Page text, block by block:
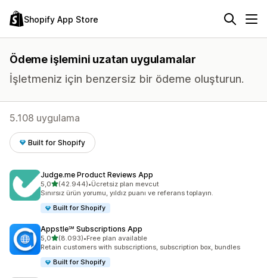
Shopify App Store
Ödeme işlemini uzatan uygulamalar
İşletmeniz için benzersiz bir ödeme oluşturun.
5.108 uygulama
Built for Shopify
Judge.me Product Reviews App
5,05 yıldız üzerinden
(42.944)
toplam 42944 değerlendirme
•Ücretsiz plan mevcut
Sınırsız ürün yorumu, yıldız puanı ve referans toplayın.
Built for Shopify
Appstle℠ Subscriptions App
5,05 yıldız üzerinden
(8.093)
toplam 8093 değerlendirme
•Free plan available
Retain customers with subscriptions, subscription box, bundles
Built for Shopify